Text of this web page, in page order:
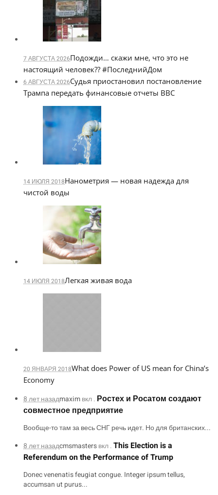
7 АВГУСТА 2026Подожди… скажи мне, что это не
настоящий человек?? #ПоследнийДом
6 АВГУСТА 2026Судья приостановил постановление
Трампа передать финансовые отчеты BBC
14 ИЮЛЯ 2018Нанометрия — новая надежда для
чистой воды
14 ИЮЛЯ 2018Легкая живая вода
20 ЯНВАРЯ 2018What does Power of US mean for China’s
Economy
8 лет назадmaximвкл . Ростех и Росатом создают
совместное предприятие
Вообще-то там за весь СНГ речь идет. Но для британских...
8 лет назадcmsmastersвкл .This Election is a
Referendum on the Performance of Trump
Donec venenatis feugiat congue. Integer ipsum tellus,
accumsan ut purus...